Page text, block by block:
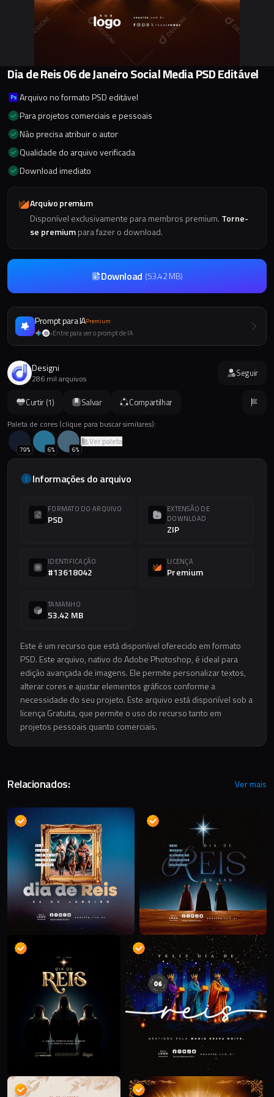
Curtir (1) Salvar Compartilhar
Paleta de cores (clique para buscar similares):
79% 6% 6%
Ver paleta
Informações do arquivo
FORMATO DO ARQUIVO
PSD
EXTENSÃO DE
DOWNLOAD
ZIP
IDENTIFICAÇÃO
#13618042
LICENÇA
Premium
TAMANHO
53.42 MB
Este é um recurso que está disponível oferecido em formato
PSD. Este arquivo, nativo do Adobe Photoshop, é ideal para
edição avançada de imagens. Ele permite personalizar textos,
alterar cores e ajustar elementos gráficos conforme a
necessidade do seu projeto. Este arquivo está disponível sob a
licença Gratuita, que permite o uso do recurso tanto em
projetos pessoais quanto comerciais.
Dia de Reis 06 de Janeiro Social Media PSD Editável
Arquivo no formato PSD editável
Para projetos comerciais e pessoais
Não precisa atribuir o autor
Qualidade do arquivo verificada
Download imediato
Arquivo premium
Disponível exclusivamente para membros premium. Torne-
se premiumpara fazer o download.
Download (53.42 MB)
Prompt para IAPremium
+Entre para ver o prompt de IA
Designi
286 mil arquivos Seguir
Relacionados: Ver mais